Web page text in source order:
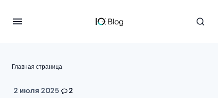
Главная страница
2 июля 2025 2